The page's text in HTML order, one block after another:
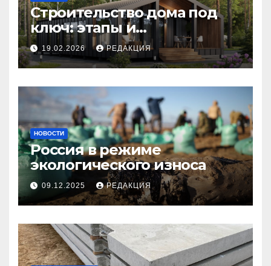
Строительство дома под
ключ: этапы и
планирование бюджета
19.02.2026 РЕДАКЦИЯ
НОВОСТИ
Россия в режиме
экологического износа
09.12.2025 РЕДАКЦИЯ